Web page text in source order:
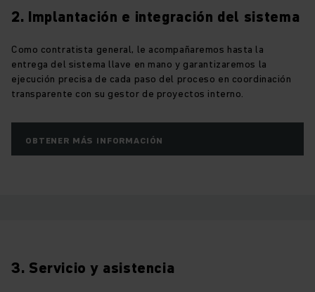
2. Implantación e integración del sistema
Como contratista general, le acompañaremos hasta la
entrega del sistema llave en mano y garantizaremos la
ejecución precisa de cada paso del proceso en coordinación
transparente con su gestor de proyectos interno.
OBTENER MÁS INFORMACIÓN
3. Servicio y asistencia